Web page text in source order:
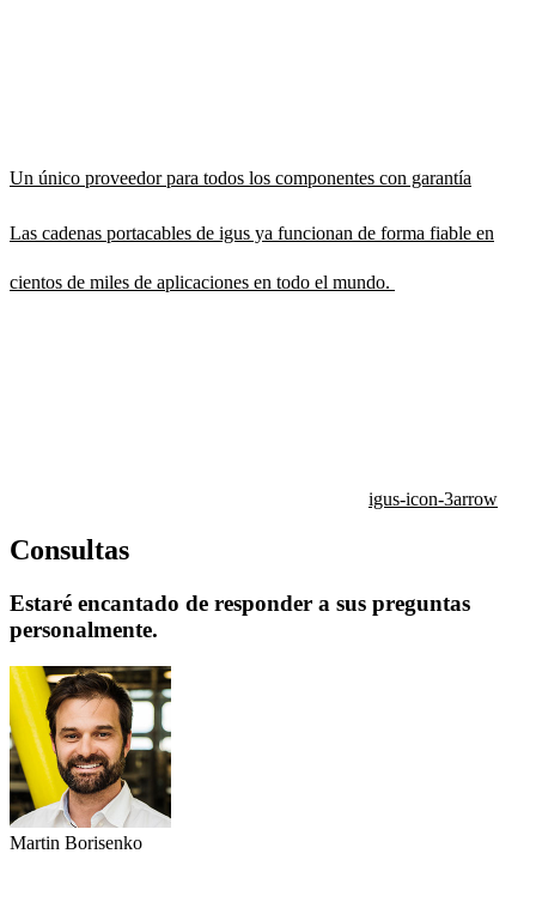
Un único proveedor para todos los componentes con garantía
Las cadenas portacables de igus ya funcionan de forma fiable en
cientos de miles de aplicaciones en todo el mundo.
igus-icon-3arrow
Consultas
Estaré encantado de responder a sus preguntas
personalmente.
Martin Borisenko